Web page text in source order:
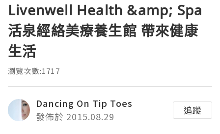
Livenwell Health &amp; Spa
活泉經絡美療養生館 帶來健康
生活
瀏覽次數:1717
Dancing On Tip Toes
發佈於 2015.08.29
追蹤